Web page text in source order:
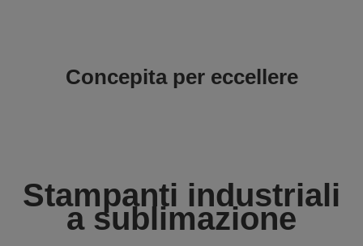
Concepita per eccellere
Stampanti industriali
a sublimazione